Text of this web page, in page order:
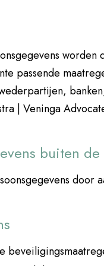
passende
| Veninga
buiten
door